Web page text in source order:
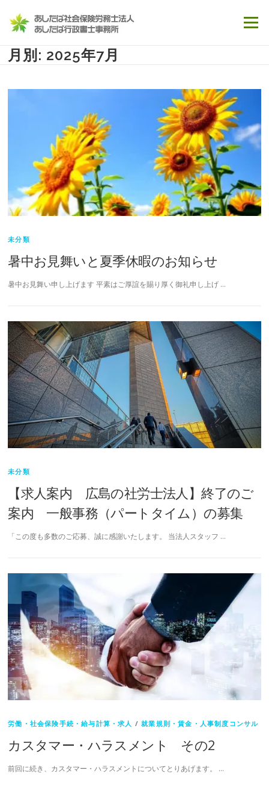
メニュー
月別: 2025年7月
未分類
暑中お見舞いと夏季休暇のお知らせ
暑中お見舞い申し上げます 平素はご厚誼を賜り厚く御礼申し上げ …
未分類
【求人案内 広島の社労士法人】終了のご
案内 一般事務（パートタイム）の募集
「この度も多数のご応募、誠に感謝いたします。 当法人スタッフ …
労働・社会保険手続・給与計算・求人 /就業規則・賃金・人事制度コンサル
カスタマー・ハラスメント その2
前回に続き、カスタマー・ハラスメントについてとりあげます。 …